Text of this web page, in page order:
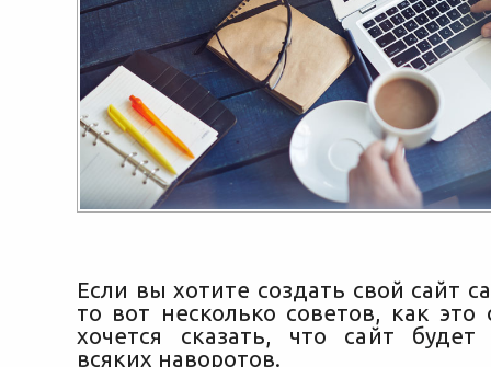
Если вы хотите создать свой сайт
то вот несколько советов, как это
хочется сказать, что сайт
всяких наворотов.